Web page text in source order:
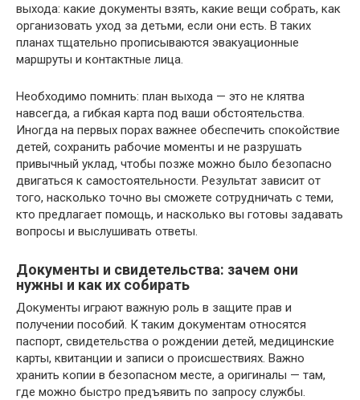
выхода: какие документы взять, какие вещи собрать, как
организовать уход за детьми, если они есть. В таких
планах тщательно прописываются эвакуационные
маршруты и контактные лица.
Необходимо помнить: план выхода — это не клятва
навсегда, а гибкая карта под ваши обстоятельства.
Иногда на первых порах важнее обеспечить спокойствие
детей, сохранить рабочие моменты и не разрушать
привычный уклад, чтобы позже можно было безопасно
двигаться к самостоятельности. Результат зависит от
того, насколько точно вы сможете сотрудничать с теми,
кто предлагает помощь, и насколько вы готовы задавать
вопросы и выслушивать ответы.
Документы и свидетельства: зачем они
нужны и как их собирать
Документы играют важную роль в защите прав и
получении пособий. К таким документам относятся
паспорт, свидетельства о рождении детей, медицинские
карты, квитанции и записи о происшествиях. Важно
хранить копии в безопасном месте, а оригиналы — там,
где можно быстро предъявить по запросу службы.